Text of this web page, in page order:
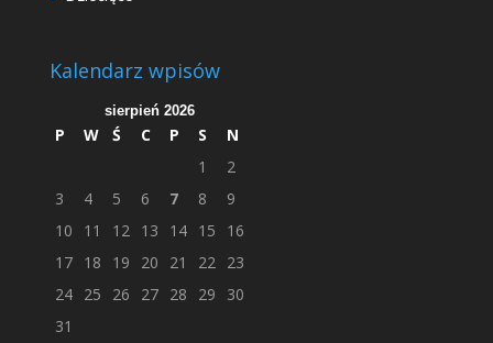
Kalendarz wpisów
sierpień 2026
P W Ś C P S
N
1
2
3
4 5 6 7 8
9
10
11 12 13 14 15
16
17 18 19 20 21 22 23
24 25 26 27 28 29
30
31